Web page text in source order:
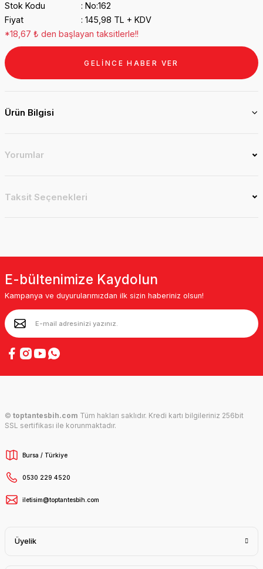
Stok Kodu
No:162
Fiyat
145,98 TL + KDV
*18,67 ₺ den başlayan taksitlerle!!
GELİNCE HABER VER
Ürün Bilgisi
Yorumlar
Taksit Seçenekleri
E-bültenimize Kaydolun
Kampanya ve duyurularımızdan ilk sizin haberiniz olsun!
© toptantesbih.com Tüm hakları saklıdır. Kredi kartı bilgileriniz 256bit
SSL sertifikası ile korunmaktadır.
Bursa / Türkiye
0530 229 4520
iletisim@toptantesbih.com
Üyelik